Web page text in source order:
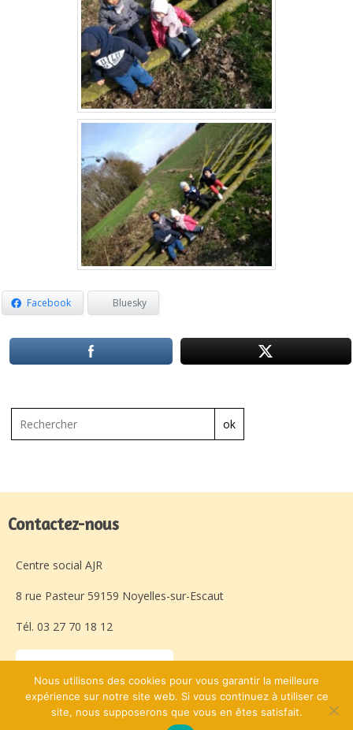
Facebook Bluesky
ok
Contactez-nous
Centre social AJR
8 rue Pasteur 59159 Noyelles-sur-Escaut
Tél. 03 27 70 18 12
Laissez-nous un message
Nous utilisons des cookies pour vous garantir la meilleure
expérience sur notre site web. Si vous continuez à utiliser ce
site, nous supposerons que vous en êtes satisfait.